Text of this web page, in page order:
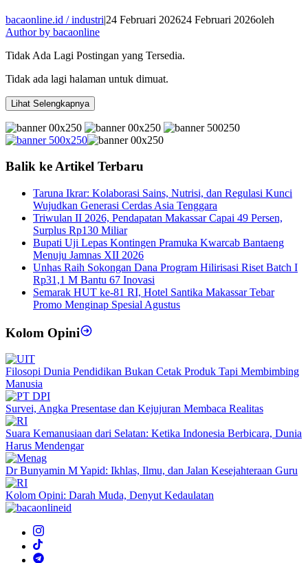
bacaonline.id / industri|24 Februari 202624 Februari 2026oleh
Author by bacaonline
Tidak Ada Lagi Postingan yang Tersedia.
Tidak ada lagi halaman untuk dimuat.
Lihat Selengkapnya
Balik ke Artikel Terbaru
Taruna Ikrar: Kolaborasi Sains, Nutrisi, dan Regulasi Kunci
Wujudkan Generasi Cerdas Asia Tenggara
Triwulan II 2026, Pendapatan Makassar Capai 49 Persen,
Surplus Rp130 Miliar
Bupati Uji Lepas Kontingen Pramuka Kwarcab Bantaeng
Menuju Jamnas XII 2026
Unhas Raih Sokongan Dana Program Hilirisasi Riset Batch I
Rp31,1 M Bantu 67 Inovasi
Semarak HUT ke-81 RI, Hotel Santika Makassar Tebar
Promo Menginap Spesial Agustus
Kolom Opini
Filosopi Dunia Pendidikan Bukan Cetak Produk Tapi Membimbing
Manusia
Survei, Angka Presentase dan Kejujuran Membaca Realitas
Suara Kemanusiaan dari Selatan: Ketika Indonesia Berbicara, Dunia
Harus Mendengar
Dr Bunyamin M Yapid: Ikhlas, Ilmu, dan Jalan Kesejahteraan Guru
Kolom Opini: Darah Muda, Denyut Kedaulatan